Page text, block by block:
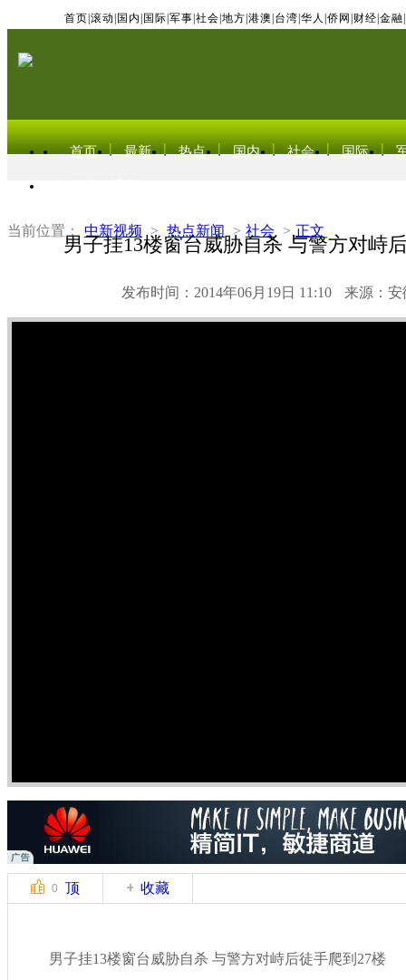
首页 滚动 国内 国际 军事 社会 地方 港澳 台湾 华人 侨网 财经 金融
首页 最新 热点 国内 社会 国际
当前位置： 中新视频 > 热点新闻 > 社会 > 正文
男子挂13楼窗台威胁自杀 与警方对峙
发布时间：2014年06月19日 11:10 来源：安
0 顶 收藏
男子挂13楼窗台威胁自杀 与警方对峙后徒手爬到27楼